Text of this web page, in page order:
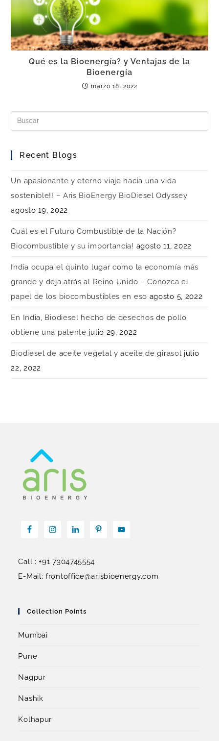
Qué es la Bioenergía? y Ventajas de la
Bioenergía
marzo 18, 2022
Recent Blogs
Un apasionante y eterno viaje hacia una vida
sostenible!! – Aris BioEnergy BioDiesel Odyssey
agosto 19, 2022
Cuál es el Futuro Combustible de la Nación?
Biocombustible y su importancia! agosto 11, 2022
India ocupa el quinto lugar como la economía más
grande y deja atrás al Reino Unido – Conozca el
papel de los biocombustibles en eso agosto 5, 2022
En India, Biodiesel hecho de desechos de pollo
obtiene una patente julio 29, 2022
Biodiesel de aceite vegetal y aceite de girasol julio
22, 2022
Call : +91 7304745554
E-Mail: frontoffice@arisbioenergy.com
Collection Points
Mumbai
Pune
Nagpur
Nashik
Kolhapur